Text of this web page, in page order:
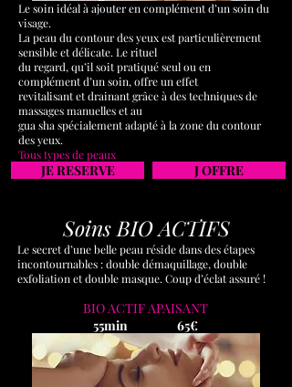
Le soin idéal à ajouter en complément d’un soin du
visage.
La peau du contour des yeux est particulièrement
sensible et délicate. Le rituel
du regard, qu’il soit pratiqué seul ou en
complément d’un soin, offre un effet
revitalisant et drainant grâce à des techniques de
massages manuelles et au
gua sha spécialement adapté à la zone du contour
des yeux.
Tous types de peaux
JE RESERVE J OFFRE
Soins BIO ACTIFS
Le secret d’une belle peau réside dans des étapes
incontournables : double démaquillage, double
exfoliation et double masque. Coup d’éclat assuré !
BIO ACTIF APAISANT
55min 65€